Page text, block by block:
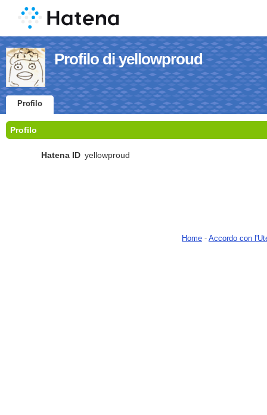
Profilo di yellowproud
Profilo
Profilo
Hatena ID yellowproud
Home - Accordo con